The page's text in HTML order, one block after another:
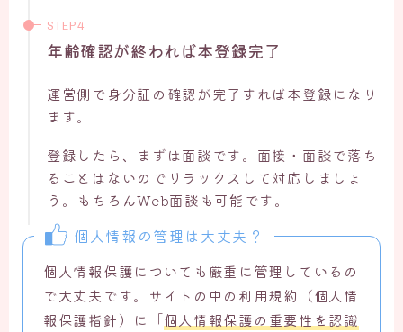
年齢確認が終われば本登録完了
運営側で身分証の確認が完了すれば本登録になり
ます。
登録したら、まずは面談です。面接・面談で落ち
ることはないのでリラックスして対応しましょ
う。もちろんWeb面談も可能です。
個人情報の管理は大丈夫？
個人情報保護についても厳重に管理しているの
で大丈夫です。サイトの中の利用規約（個人情
報保護指針）に「個人情報保護の重要性を認識